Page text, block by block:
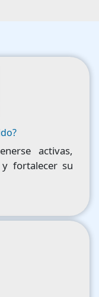
activas,
y fortalecer su